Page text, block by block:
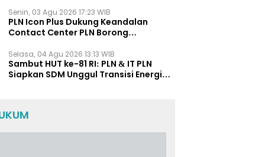
Senin, 03 Agu 2026 17:23 WIB
PLN Icon Plus Dukung Keandalan
Contact Center PLN Borong
Selasa, 04 Agu 2026 13:13 WIB
Sambut HUT ke-81 RI: PLN & IT PLN
Siapkan SDM Unggul Transisi Energi